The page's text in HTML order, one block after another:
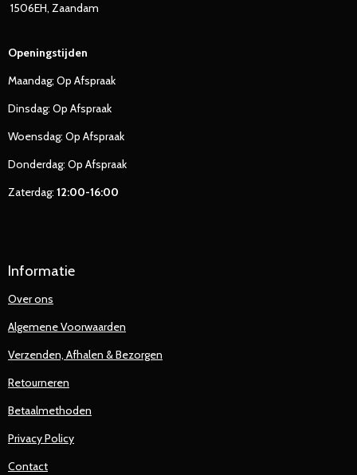
1506EH, Zaandam
Openingstijden
Maandag; Op Afspraak
Dinsdag: Op Afspraak
Woensdag: Op Afspraak
Donderdag: Op Afspraak
Zaterdag: 12:00-16:00
Informatie
Over ons
Algemene Voorwaarden
Verzenden, Afhalen & Bezorgen
Retourneren
Betaalmethoden
Privacy Policy
Contact